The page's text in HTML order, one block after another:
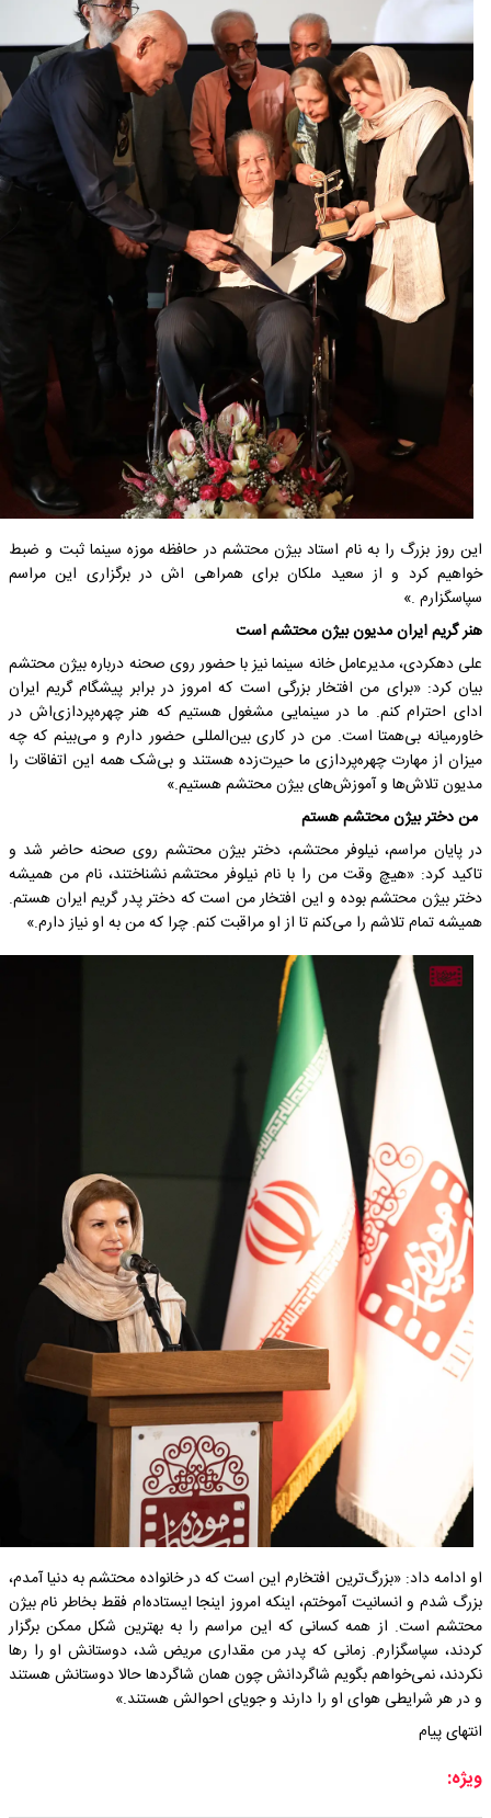
این روز بزرگ را به نام استاد بیژن محتشم در حافظه موزه سینما ثبت و ضبط
خواهیم کرد و از سعید ملکان برای همراهی اش در برگزاری این مراسم
سپاسگزارم .»
هنر گریم ایران مدیون بیژن محتشم است
علی دهکردی، مدیرعامل خانه سینما نیز با حضور روی صحنه درباره بیژن محتشم
بیان کرد: «برای من افتخار بزرگی است که امروز در برابر پیشگام گریم ایران
ادای احترام کنم. ما در سینمایی مشغول هستیم که هنر چهره‌پردازی‌اش در
خاورمیانه بی‌همتا است. من در کاری بین‌المللی حضور دارم و می‌بینم که چه
میزان از مهارت چهره‌پردازی ما حیرت‌زده هستند و بی‌شک همه این‌ اتفاقات را
مدیون تلاش‌ها و آموزش‌های بیژن محتشم هستیم.»
من دختر بیژن محتشم هستم
در پایان مراسم، نیلوفر محتشم، دختر بیژن محتشم روی صحنه حاضر شد و
تاکید کرد: «هیچ وقت من را با نام نیلوفر محتشم نشناختند، نام من همیشه
دختر بیژن محتشم بوده و این افتخار من است که دختر پدر گریم ایران هستم.
همیشه تمام تلاشم را می‌کنم تا از او مراقبت کنم. چرا که من به او نیاز دارم.»
او ادامه داد: «بزرگ‌ترین افتخارم این است که در خانواده محتشم به دنیا آمدم،
بزرگ شدم و انسانیت آموختم، اینکه امروز اینجا ایستاده‌ام فقط بخاطر نام بیژن
محتشم است. از همه کسانی که این مراسم را به بهترین شکل ممکن برگزار
کردند، سپاسگزارم. زمانی که پدر من مقداری مریض شد، دوستانش او را رها
نکردند، نمی‌خواهم بگویم شاگردانش چون همان شاگردها حالا دوستانش هستند
و در هر شرایطی هوای او را دارند و جویای احوالش هستند.»
انتهای پیام
ویژه: